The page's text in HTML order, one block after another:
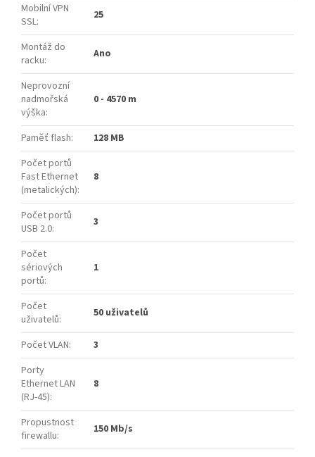
Mobilní VPN
SSL: 25
Montáž do
racku: Ano
Neprovozní
nadmořská
výška:
0 - 4570 m
Paměť flash:
128 MB
Počet portů
Fast Ethernet
(metalických):
8
Počet portů
USB 2.0: 3
Počet
sériových
portů:
1
Počet
uživatelů: 50 uživatelů
Počet VLAN:
3
Porty
Ethernet LAN
(RJ-45):
8
Propustnost
firewallu: 150 Mb/s